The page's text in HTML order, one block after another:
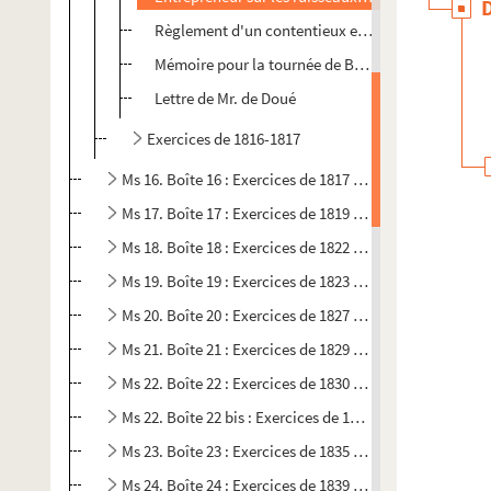
Règlement d'un contentieux entre le commerce
Mémoire pour la tournée de Bellevault
Lettre de Mr. de Doué
Exercices de 1816-1817
Ms 16. Boîte 16 : Exercices de 1817 à 1819
Ms 17. Boîte 17 : Exercices de 1819 à 1822
Ms 18. Boîte 18 : Exercices de 1822 à 1823
Ms 19. Boîte 19 : Exercices de 1823 à 1827
Ms 20. Boîte 20 : Exercices de 1827 à 1829
Ms 21. Boîte 21 : Exercices de 1829 à 1830
Ms 22. Boîte 22 : Exercices de 1830 à 1833
Ms 22. Boîte 22 bis : Exercices de 1833 à 1835
Ms 23. Boîte 23 : Exercices de 1835 à 1839
Ms 24. Boîte 24 : Exercices de 1839 à 1845